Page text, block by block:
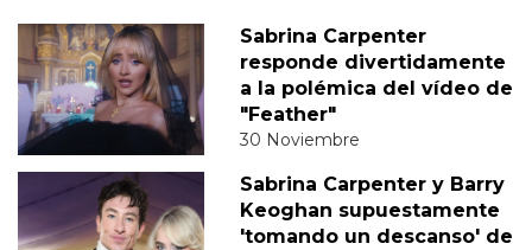
Sabrina Carpenter
responde divertidamente
a la polémica del vídeo de
"Feather"
30 Noviembre
Sabrina Carpenter y Barry
Keoghan supuestamente
'tomando un descanso' de